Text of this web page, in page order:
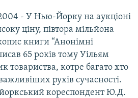
- У Нью-Йорку на аукціоні
ціну, півтора мільйона
книги “Анонімні
65 років тому Уільям
товариства, котре багато хто
рухів сучасності.
кореспондент Ю.Д.